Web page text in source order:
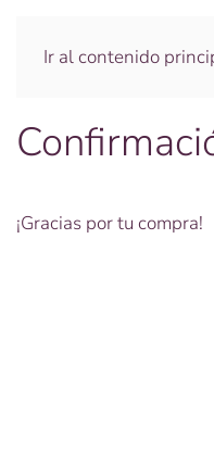
Ir al contenido
¡Gracias por tu compra!